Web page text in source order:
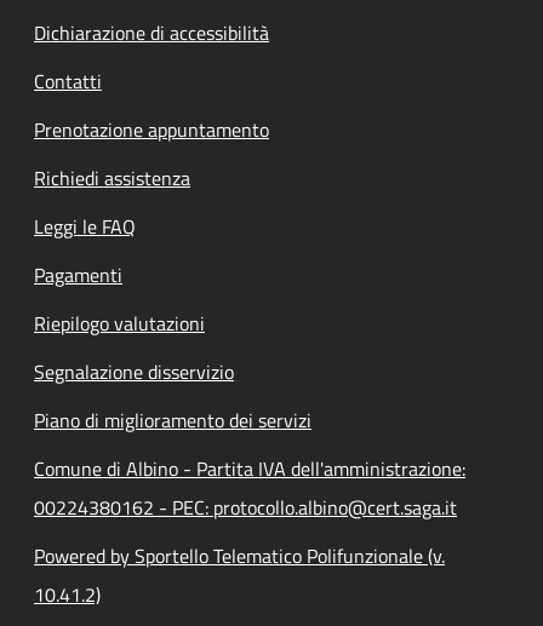
Dichiarazione di accessibilità
Contatti
Prenotazione appuntamento
Richiedi assistenza
Leggi le FAQ
Pagamenti
Riepilogo valutazioni
Segnalazione disservizio
Piano di miglioramento dei servizi
Comune di Albino - Partita IVA dell'amministrazione:
00224380162 - PEC: protocollo.albino@cert.saga.it
Powered by Sportello Telematico Polifunzionale (v.
10.41.2)